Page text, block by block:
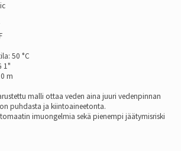
50 °C
1"
m
malli ottaa veden aina juuri vedenpinnan
puhdasta ja kiintoaineetonta.
imuongelmia sekä pienempi jäätymisriski